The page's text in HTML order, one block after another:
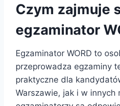
Czym zajmuje
egzaminator
Egzaminator WORD to
przeprowadza egzaminy
praktyczne dla
Warszawie, jak i w innych